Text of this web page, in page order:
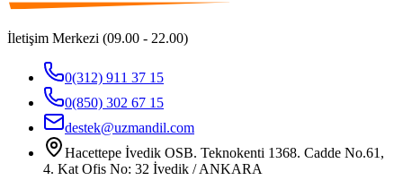
İletişim Merkezi (09.00 - 22.00)
0(312) 911 37 15
0(850) 302 67 15
destek@uzmandil.com
Hacettepe İvedik OSB. Teknokenti 1368. Cadde No.61,
4. Kat Ofis No: 32 İvedik / ANKARA